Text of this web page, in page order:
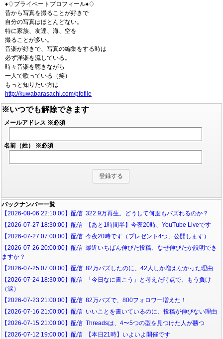
♦♢プライベートプロフィール♦♢
昔から写真を撮ることが好きで
自分の写真はほとんどない。
特に家族、友達、海、空を
撮ることが多い。
音楽が好きで、写真の編集をする時は
必ず洋楽を流している。
時々音楽を聴きながら
一人で歌っている（笑）
もっと知りたい方は
http://kuwabarasachi.com/pfofile
※いつでも解除できます
メールアドレス ※必須
名前（姓） ※必須
バックナンバー一覧
【2026-08-06 22:10:00】配信 322.9万再生。どうして何度もバズれるのか？
【2026-07-27 18:30:00】配信 【あと1時間半】今夜20時、YouTube Liveです
【2026-07-27 07:00:00】配信 今夜20時です（プレゼント4つ、公開します）
【2026-07-26 20:00:00】配信 最近いちばん伸びた投稿、なぜ伸びたか説明でき
ますか？
【2026-07-25 07:00:00】配信 82万バズしたのに、42人しか増えなかった理由
【2026-07-24 18:30:00】配信 「今日なに書こう」と考えた時点で、もう負け
（涙）
【2026-07-23 21:00:00】配信 82万バズで、800フォロワー増えた！
【2026-07-16 21:00:00】配信 いいことを書いているのに、投稿が伸びない理由
【2026-07-15 21:00:00】配信 Threadsは、4〜5つの型を見つけた人が勝つ
【2026-07-12 19:00:00】配信 【本日21時】いよいよ開催です